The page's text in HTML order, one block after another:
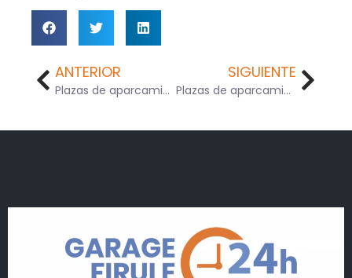
ANTERIOR
Plazas de aparcamiento para personas con discapacidad
SIGUIENTE
Plazas de aparcamiento XXL en Split